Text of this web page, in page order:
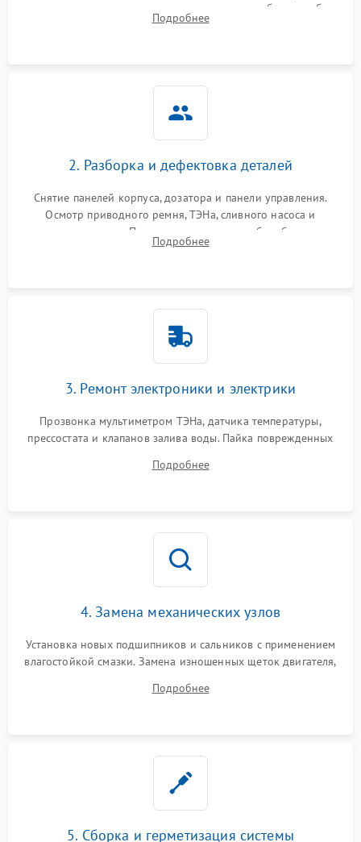
выявления посторонних шумов, протечек или сбоев в работе
электронного модуля управления.
Подробнее
2. Разборка и дефектовка деталей
Снятие панелей корпуса, дозатора и панели управления.
Осмотр приводного ремня, ТЭНа, сливного насоса и
амортизаторов. Проверка подшипников барабана и
крестовины на износ, а манжеты люка на разрывы.
Подробнее
3. Ремонт электроники и электрики
Прозвонка мультиметром ТЭНа, датчика температуры,
прессостата и клапанов залива воды. Пайка поврежденных
Восстановление целостности проводки и контактов.
Подробнее
4. Замена механических узлов
Установка новых подшипников и сальников с применением
влагостойкой смазки. Замена изношенных щеток двигателя,
или поврежденной резиновой манжеты.
Подробнее
5. Сборка и герметизация системы